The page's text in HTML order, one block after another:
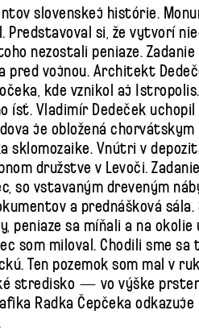
slovenskej histórie.
Predstavoval si, že vytvorí
nezostali peniaze.
vojnou. Architekt
kde vznikol aj
ísť. Vladimír Dedeček
je obložená
sklomozaike. Vnútri v
družstve v Levoči.
so vstavaným dreveným
a prednášková
peniaze sa míňali a na
som miloval. Chodili sme
Ten pozemok som mal v
stredisko — vo výške
Radka Čepčeka